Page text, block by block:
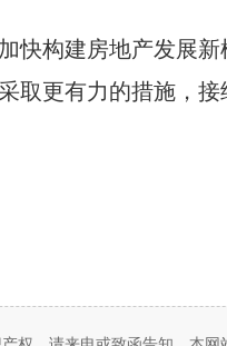
构建房地产发展新
取更有力的措施，